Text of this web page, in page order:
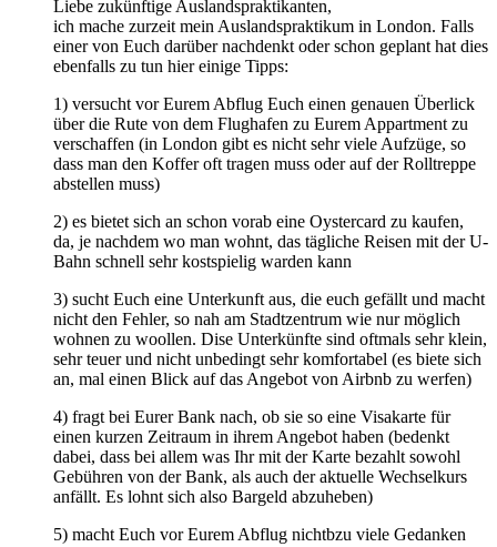
Liebe zukünftige Auslandspraktikanten,
ich mache zurzeit mein Auslandspraktikum in London. Falls
einer von Euch darüber nachdenkt oder schon geplant hat dies
ebenfalls zu tun hier einige Tipps:
1) versucht vor Eurem Abflug Euch einen genauen Überlick
über die Rute von dem Flughafen zu Eurem Appartment zu
verschaffen (in London gibt es nicht sehr viele Aufzüge, so
dass man den Koffer oft tragen muss oder auf der Rolltreppe
abstellen muss)
2) es bietet sich an schon vorab eine Oystercard zu kaufen,
da, je nachdem wo man wohnt, das tägliche Reisen mit der U-
Bahn schnell sehr kostspielig warden kann
3) sucht Euch eine Unterkunft aus, die euch gefällt und macht
nicht den Fehler, so nah am Stadtzentrum wie nur möglich
wohnen zu woollen. Dise Unterkünfte sind oftmals sehr klein,
sehr teuer und nicht unbedingt sehr komfortabel (es biete sich
an, mal einen Blick auf das Angebot von Airbnb zu werfen)
4) fragt bei Eurer Bank nach, ob sie so eine Visakarte für
einen kurzen Zeitraum in ihrem Angebot haben (bedenkt
dabei, dass bei allem was Ihr mit der Karte bezahlt sowohl
Gebühren von der Bank, als auch der aktuelle Wechselkurs
anfällt. Es lohnt sich also Bargeld abzuheben)
5) macht Euch vor Eurem Abflug nichtbzu viele Gedanken